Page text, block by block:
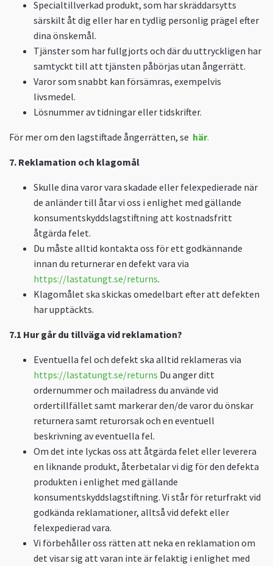
Specialtillverkad produkt, som har skräddarsytts
särskilt åt dig eller har en tydlig personlig prägel efter
dina önskemål.
Tjänster som har fullgjorts och där du uttryckligen har
samtyckt till att tjänsten påbörjas utan ångerrätt.
Varor som snabbt kan försämras, exempelvis
livsmedel.
Lösnummer av tidningar eller tidskrifter.
För mer om den lagstiftade ångerrätten, se här.
7. Reklamation och klagomål
Skulle dina varor vara skadade eller felexpedierade när
de anländer till åtar vi oss i enlighet med gällande
konsumentskyddslagstiftning att kostnadsfritt
åtgärda felet.
Du måste alltid kontakta oss för ett godkännande
innan du returnerar en defekt vara via
https://lastatungt.se/returns.
Klagomålet ska skickas omedelbart efter att defekten
har upptäckts.
7.1 Hur går du tillväga vid reklamation?
Eventuella fel och defekt ska alltid reklameras via
https://lastatungt.se/returns Du anger ditt
ordernummer och mailadress du använde vid
ordertillfället samt markerar den/de varor du önskar
returnera samt returorsak och en eventuell
beskrivning av eventuella fel.
Om det inte lyckas oss att åtgärda felet eller leverera
en liknande produkt, återbetalar vi dig för den defekta
produkten i enlighet med gällande
konsumentskyddslagstiftning. Vi står för returfrakt vid
godkända reklamationer, alltså vid defekt eller
felexpedierad vara.
Vi förbehåller oss rätten att neka en reklamation om
det visar sig att varan inte är felaktig i enlighet med